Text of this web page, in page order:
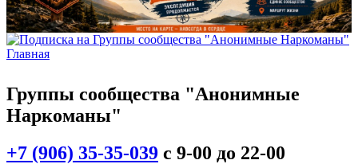
Главная
Группы сообщества "Анонимные
Наркоманы"
+7 (906) 35-35-039 с 9-00 до 22-00